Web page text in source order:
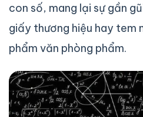
con số, mang lại sự gần
giấy thương hiệu hay tem
phẩm văn phòng phẩm.